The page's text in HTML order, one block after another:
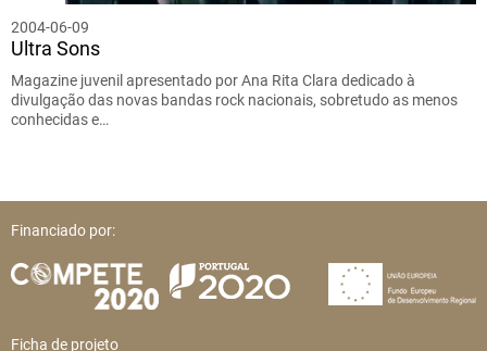
2004-06-09
Ultra Sons
Magazine juvenil apresentado por Ana Rita Clara dedicado à
divulgação das novas bandas rock nacionais, sobretudo as menos
conhecidas e…
Financiado por:
Ficha de projeto